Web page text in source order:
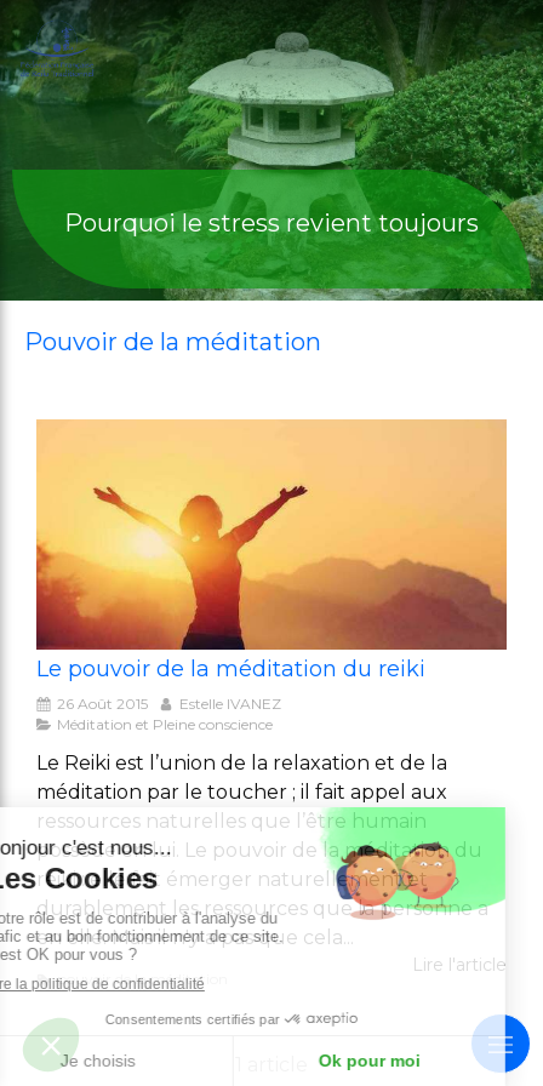
Pourquoi le stress revient toujours
Pouvoir de la méditation
Le pouvoir de la méditation du reiki
26 Août 2015
Estelle IVANEZ
Méditation et Pleine conscience
Le Reiki est l’union de la relaxation et de la
méditation par le toucher ; il fait appel aux
ressources naturelles que l’être humain
possède en lui. Le pouvoir de la méditation du
reiki : elle fait émerger naturellement et
durablement les ressources que la personne a
en elle. Mais il n'y a pas que cela...
Lire l'article
pouvoir de la méditation